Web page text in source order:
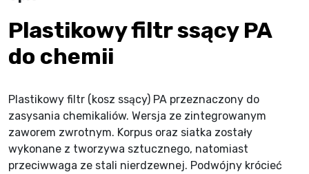
Plastikowy filtr ssący PA
do chemii
Plastikowy filtr (kosz ssący) PA przeznaczony do
zasysania chemikaliów. Wersja ze zintegrowanym
zaworem zwrotnym. Korpus oraz siatka zostały
wykonane z tworzywa sztucznego, natomiast
przeciwwaga ze stali nierdzewnej. Podwójny krócieć